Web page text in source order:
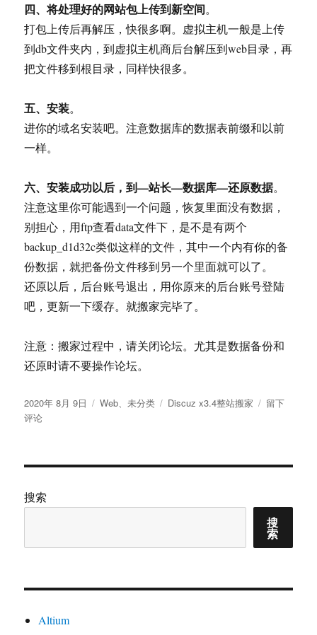
四、将处理好的网站包上传到新空间。
打包上传后再解压，快很多啊。虚拟主机一般是上传
到db文件夹内，到虚拟主机商后台解压到web目录，再
把文件移到根目录，同样快很多。
五、安装。
进你的域名安装吧。注意数据库的数据表前缀和以前
一样。
六、安装成功以后，到—站长—数据库—还原数据。
注意这里你可能遇到一个问题，恢复里面没有数据，
别担心，用ftp查看data文件下，是不是有两个
backup_d1d32c类似这样的文件，其中一个内有你的备
份数据，就把备份文件移到另一个里面就可以了。
还原以后，后台账号退出，用你原来的后台账号登陆
吧，更新一下缓存。就搬家完毕了。
注意：搬家过程中，请关闭论坛。尤其是数据备份和
还原时请不要操作论坛。
发
布
2020年 8月 9日
分
Web、未分类
标
Discuz x3.4整站搬家
于
站
详
细
教
程,
通
留下
评论
搜索
搜
索
Altium